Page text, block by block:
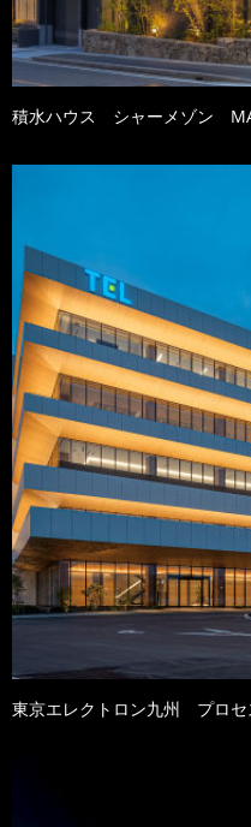
積水ハウス シャーメゾン
東京エレクトロン九州 プロセ